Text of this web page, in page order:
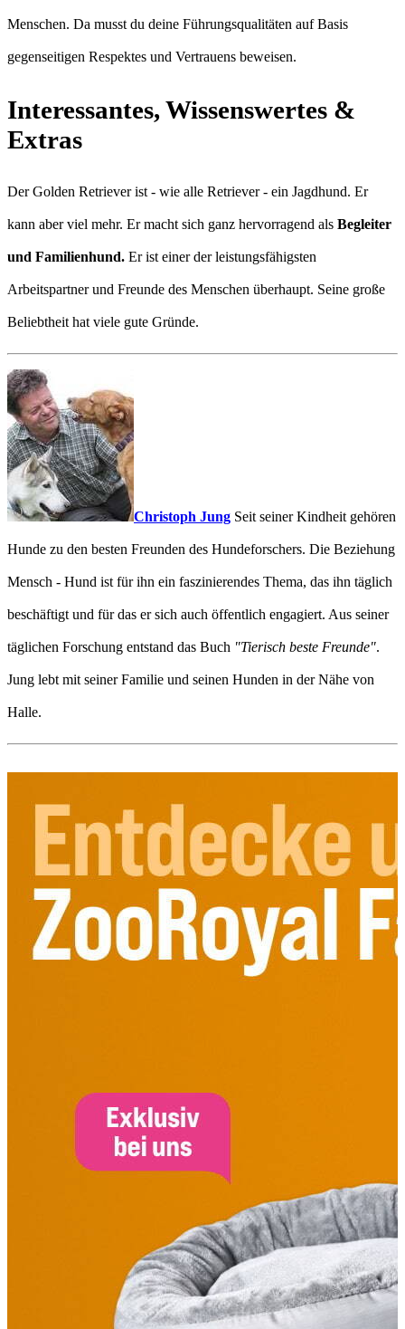
Menschen. Da musst du deine Führungsqualitäten auf Basis
gegenseitigen Respektes und Vertrauens beweisen.
Interessantes, Wissenswertes &
Extras
Der Golden Retriever ist - wie alle Retriever - ein Jagdhund. Er
kann aber viel mehr. Er macht sich ganz hervorragend als Begleiter
und Familienhund. Er ist einer der leistungsfähigsten
Arbeitspartner und Freunde des Menschen überhaupt. Seine große
Beliebtheit hat viele gute Gründe.
Christoph Jung Seit seiner Kindheit gehören
Hunde zu den besten Freunden des Hundeforschers. Die Beziehung
Mensch - Hund ist für ihn ein faszinierendes Thema, das ihn täglich
beschäftigt und für das er sich auch öffentlich engagiert. Aus seiner
täglichen Forschung entstand das Buch "Tierisch beste Freunde".
Jung lebt mit seiner Familie und seinen Hunden in der Nähe von
Halle.